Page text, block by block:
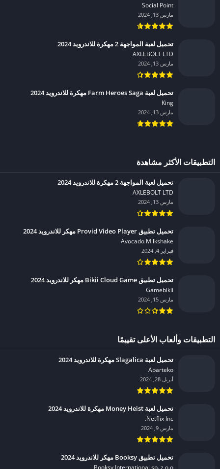
Social Point‏
مارس 13, 2024
تحميل لعبة المواجهة 2 مهكرة للاندرويد 2024
AXLEBOLT LTD‏
مارس 13, 2024
تحميل لعبة Farm Heroes Saga مهكرة للاندرويد 2024
King‏
مارس 13, 2024
التطبيقات الأكثر مشاهدة
تحميل لعبة المواجهة 2 مهكرة للاندرويد 2024
AXLEBOLT LTD‏
مارس 13, 2024
تحميل تطبيق Provid Video Player مهكر للاندرويد 2024
Avocado Milkshake‏
فبراير 4, 2024
تحميل تطبيق Bikii Cloud Game مهكر للاندرويد 2024
Gamebikii‏
مارس 15, 2024
التطبيقات وألعاب الأعلى تقييمًا
تحميل لعبة Slagalica مهكرة للاندرويد 2024
Aparteko‏
أبريل 28, 2024
تحميل لعبة Money Heist مهكرة للاندرويد 2024
Netflix Inc.‏
مارس 9, 2024
تحميل تطبيق Booksy مهكر للاندرويد 2024
Booksy International sp. z o.o.‏